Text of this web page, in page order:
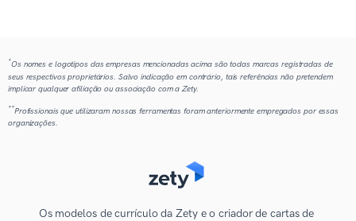
*Os nomes e logotipos das empresas mencionadas acima são todas marcas registradas de
seus respectivos proprietários. Salvo indicação em contrário, tais referências não pretendem
implicar qualquer afiliação ou associação com a Zety.
**Profissionais que utilizaram nossas ferramentas foram anteriormente empregados por essas
organizações.
Os modelos de currículo da Zety e o criador de cartas de